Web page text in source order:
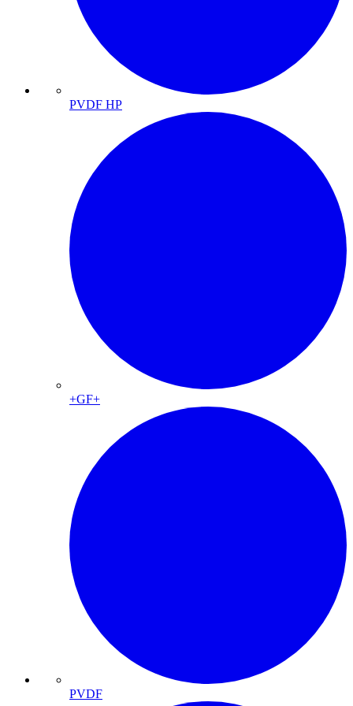
PVDF HP
+GF+
PVDF